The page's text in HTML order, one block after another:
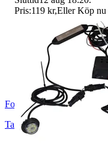
Footly
Taberg,Sverige
Pris:119 kr,Eller Köp nu